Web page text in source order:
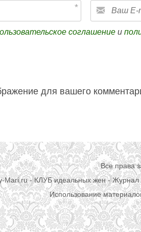
соглашение и
для вашего
Все права
Mari.ru - КЛУБ идеальных жен - Журнал
Использование